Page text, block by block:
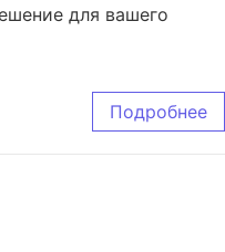
для вашего
Подробнее